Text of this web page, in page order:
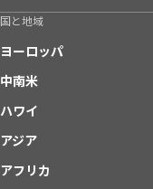
国と地域
ヨーロッパ
中南米
ハワイ
アジア
アフリカ